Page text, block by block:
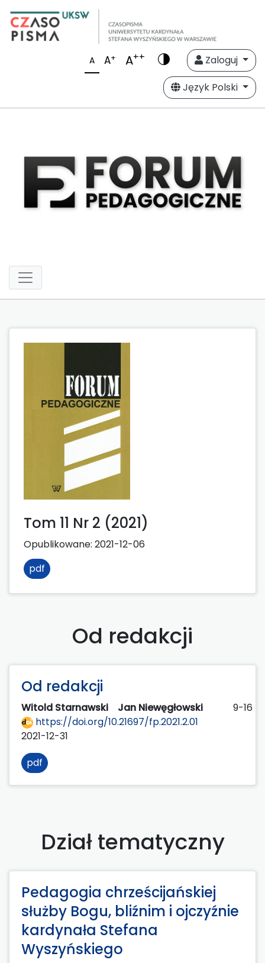
A A+ A++
Zaloguj
Język Polski
Tom 11 Nr 2 (2021)
Opublikowane: 2021-12-06
pdf
Od redakcji
Od redakcji
Witold Starnawski Jan Niewęgłowski
9-16
https://doi.org/10.21697/fp.2021.2.01
2021-12-31
pdf
Dział tematyczny
Pedagogia chrześcijańskiej
służby Bogu, bliźnim i ojczyźnie
kardynała Stefana
Wyszyńskiego